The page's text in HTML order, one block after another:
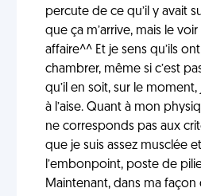
percute de ce qu’il y avait
que ça m’arrive, mais le
affaire^^ Et je sens qu’ils
chambrer, même si c’est
qu’il en soit, sur le moment,
à l’aise. Quant à mon
ne corresponds pas aux
que je suis assez musclée
l’embonpoint, poste de
Maintenant, dans ma façon